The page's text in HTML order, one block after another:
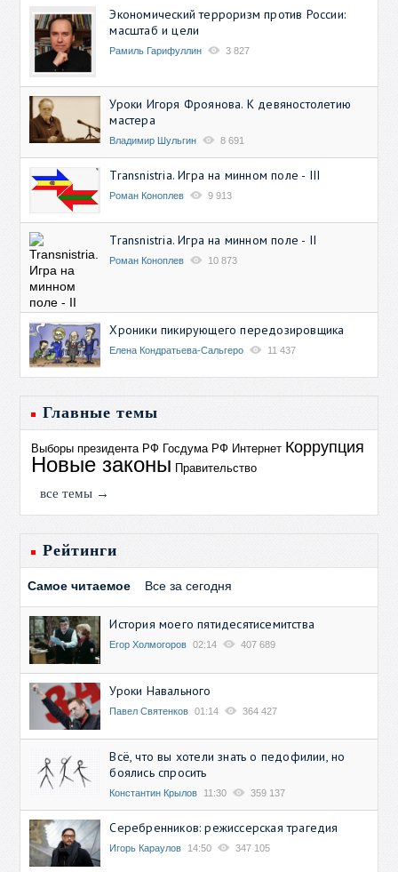
Экономический терроризм против России:
масштаб и цели
Рамиль Гарифуллин 3 827
Уроки Игоря Фроянова. К девяностолетию
мастера
Владимир Шульгин 8 691
Transnistria. Игра на минном поле - III
Роман Коноплев 9 913
Transnistria. Игра на минном поле - II
Роман Коноплев 10 873
Хроники пикирующего передозировщика
Елена Кондратьева-Сальгеро 11 437
Главные темы
Выборы президента РФ Госдума РФ Интернет Коррупция
Новые законы Правительство
все темы →
Рейтинги
Самое читаемое Все за сегодня
История моего пятидесятисемитства
Егор Холмогоров 02:14 407 689
Уроки Навального
Павел Святенков 01:14 364 427
Всё, что вы хотели знать о педофилии, но
боялись спросить
Константин Крылов 11:30 359 137
Серебренников: режиссерская трагедия
Игорь Караулов 14:50 347 105